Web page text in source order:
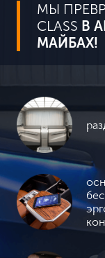
МЫ
CLASS В
МАЙБАХ!